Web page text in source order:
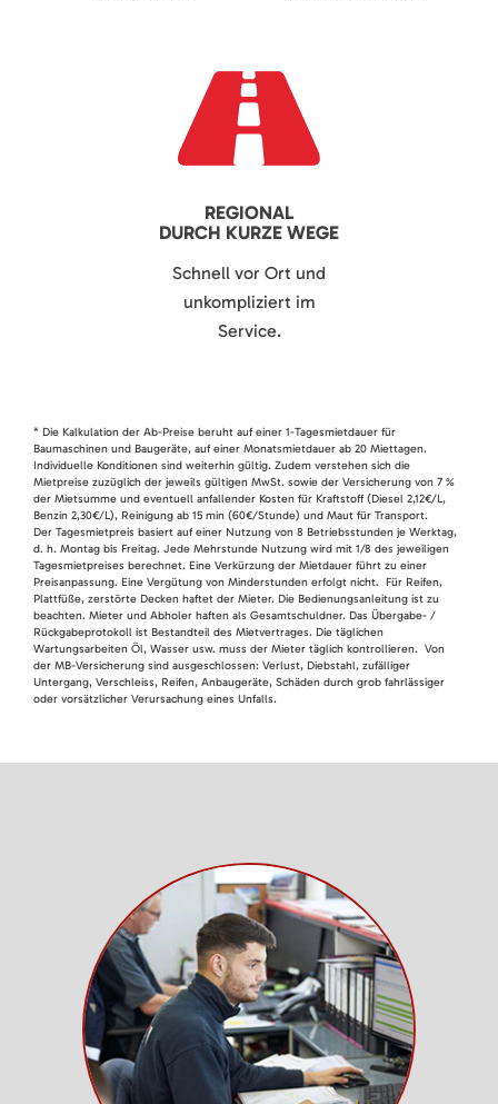
REGIONAL
DURCH KURZE WEGE
Schnell vor Ort und
unkompliziert im
Service.
* Die Kalkulation der Ab-Preise beruht auf einer 1-Tagesmietdauer für
Baumaschinen und Baugeräte, auf einer Monatsmietdauer ab 20 Miettagen.
Individuelle Konditionen sind weiterhin gültig. Zudem verstehen sich die
Mietpreise zuzüglich der jeweils gültigen MwSt. sowie der Versicherung von 7 %
der Mietsumme und eventuell anfallender Kosten für Kraftstoff (Diesel 2,12€/L,
Benzin 2,30€/L), Reinigung ab 15 min (60€/Stunde) und Maut für Transport.
Der Tagesmietpreis basiert auf einer Nutzung von 8 Betriebsstunden je Werktag,
d. h. Montag bis Freitag. Jede Mehrstunde Nutzung wird mit 1/8 des jeweiligen
Tagesmietpreises berechnet. Eine Verkürzung der Mietdauer führt zu einer
Preisanpassung. Eine Vergütung von Minderstunden erfolgt nicht. Für Reifen,
Plattfüße, zerstörte Decken haftet der Mieter. Die Bedienungsanleitung ist zu
beachten. Mieter und Abholer haften als Gesamtschuldner. Das Übergabe- /
Rückgabeprotokoll ist Bestandteil des Mietvertrages. Die täglichen
Wartungsarbeiten Öl, Wasser usw. muss der Mieter täglich kontrollieren. Von
der MB-Versicherung sind ausgeschlossen: Verlust, Diebstahl, zufälliger
Untergang, Verschleiss, Reifen, Anbaugeräte, Schäden durch grob fahrlässiger
oder vorsätzlicher Verursachung eines Unfalls.